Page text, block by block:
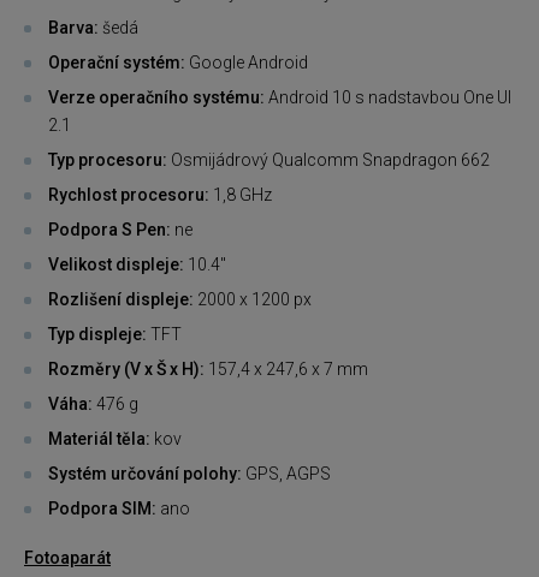
Barva: šedá
Operační systém: Google Android
Verze operačního systému: Android 10 s nadstavbou One UI
2.1
Typ procesoru: Osmijádrový Qualcomm Snapdragon 662
Rychlost procesoru: 1,8 GHz
Podpora S Pen: ne
Velikost displeje: 10.4"
Rozlišení displeje: 2000 x 1200 px
Typ displeje: TFT
Rozměry (V x Š x H): 157,4 x 247,6 x 7 mm
Váha: 476 g
Materiál těla: kov
Systém určování polohy: GPS, AGPS
Podpora SIM: ano
Fotoaparát